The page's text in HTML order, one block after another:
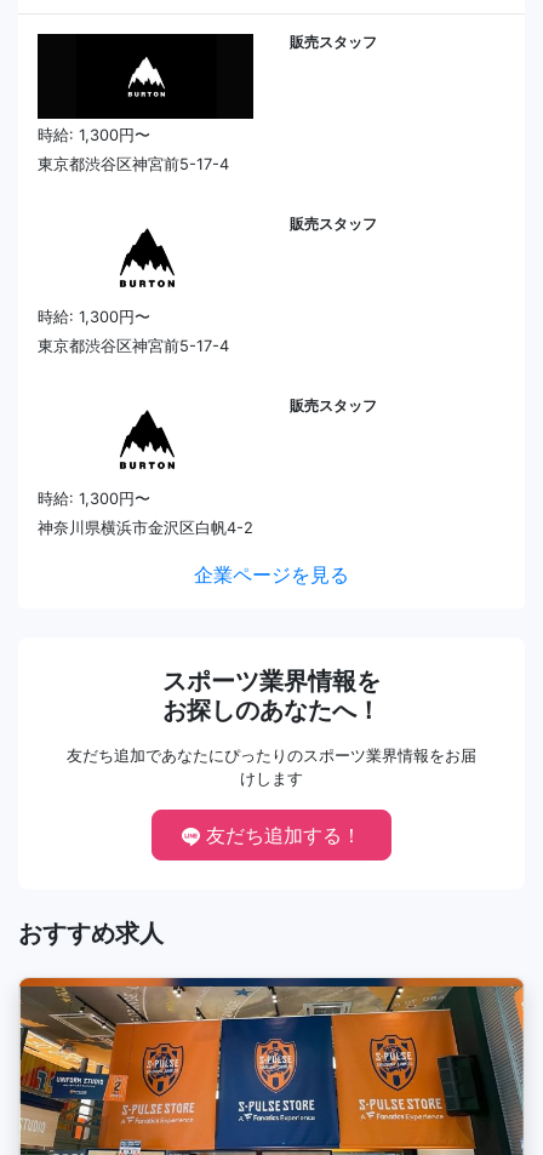
販売スタッフ
時給: 1,300円〜
東京都渋谷区神宮前5-17-4
販売スタッフ
時給: 1,300円〜
東京都渋谷区神宮前5-17-4
販売スタッフ
時給: 1,300円〜
神奈川県横浜市金沢区白帆4-2
企業ページを見る
スポーツ業界情報を
お探しのあなたへ！
友だち追加であなたにぴったりのスポーツ業界情報をお届
けします
友だち追加する！
おすすめ求人